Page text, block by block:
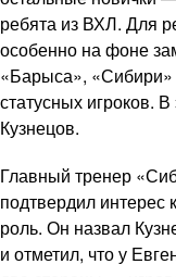
ребята из ВХЛ. Для
особенно на фоне
«Барыса», «Сибири»
статусных игроков.
Кузнецов.
Главный тренер
подтвердил интерес
роль. Он назвал
и отметил, что у